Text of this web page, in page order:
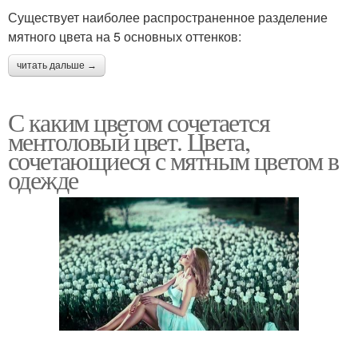
Существует наиболее распространенное разделение
мятного цвета на 5 основных оттенков:
читать дальше →
С каким цветом сочетается
ментоловый цвет. Цвета,
сочетающиеся с мятным цветом в
одежде